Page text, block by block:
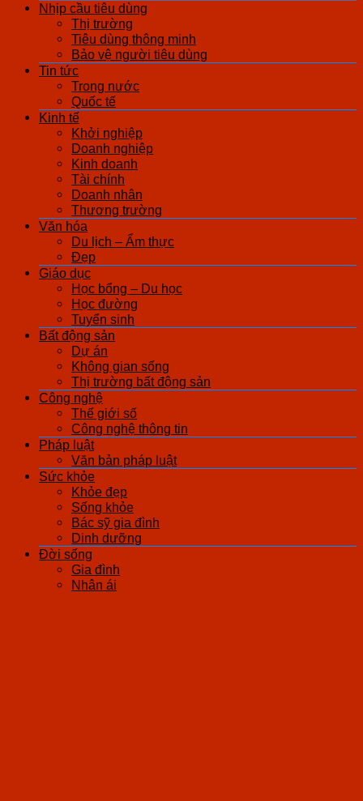
Nhịp cầu tiêu dùng
Thị trường
Tiêu dùng thông minh
Bảo vệ người tiêu dùng
Tin tức
Trong nước
Quốc tế
Kinh tế
Khởi nghiệp
Doanh nghiệp
Kinh doanh
Tài chính
Doanh nhân
Thương trường
Văn hóa
Du lịch – Ẩm thực
Đẹp
Giáo dục
Học bổng – Du học
Học đường
Tuyển sinh
Bất động sản
Dự án
Không gian sống
Thị trường bất động sản
Công nghệ
Thế giới số
Công nghệ thông tin
Pháp luật
Văn bản pháp luật
Sức khỏe
Khỏe đẹp
Sống khỏe
Bác sỹ gia đình
Dinh dưỡng
Đời sống
Gia đình
Nhân ái